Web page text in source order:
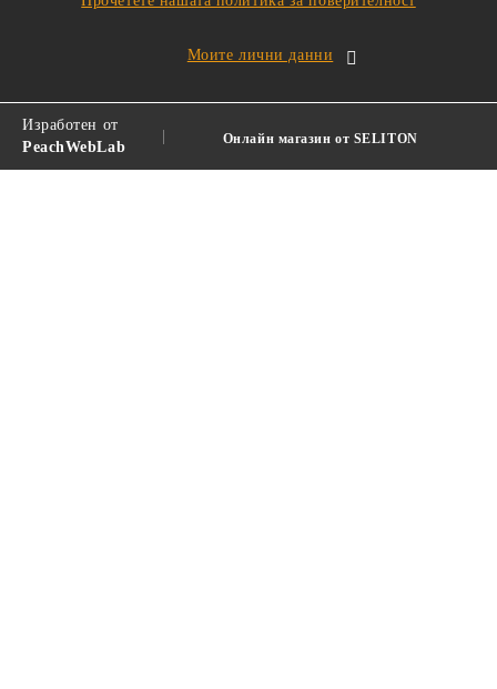
Изработен от
PeachWebLab
Онлайн магазин от SELITON